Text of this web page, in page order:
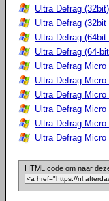
Ultra Defrag (32bit)
Ultra Defrag (32bit
Ultra Defrag
Ultra Defrag (64-
Ultra Defrag Micro
Ultra Defrag
Ultra Defrag
Ultra Defrag Micro
Ultra Defrag
Ultra Defrag
HTML code om naar